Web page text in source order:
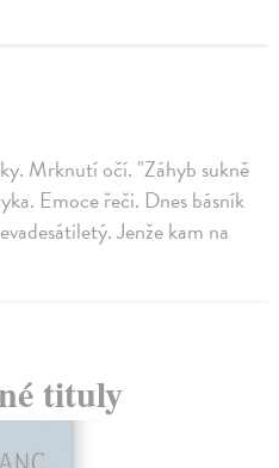
Mrknutí očí. "Záhyb sukně
Emoce řeči. Dnes básník
Jenže kam na
tituly